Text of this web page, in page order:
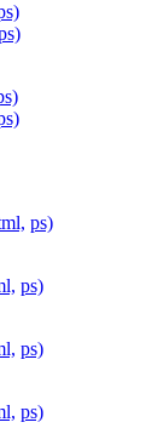
ps)
ps)
ps)
ps)